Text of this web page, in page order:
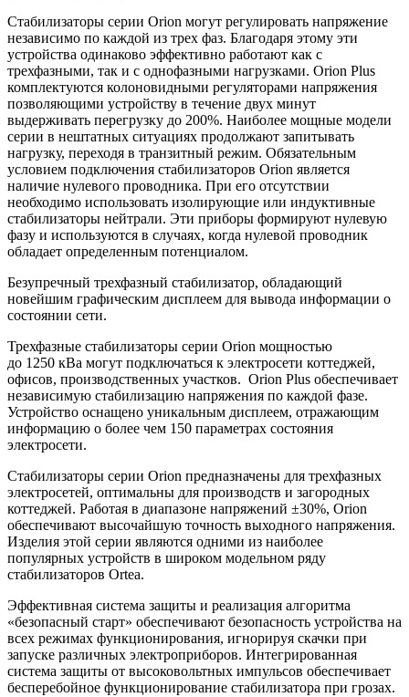
Стабилизаторы серии Orion могут регулировать напряжение
независимо по каждой из трех фаз. Благодаря этому эти
устройства одинаково эффективно работают как с
трехфазными, так и с однофазными нагрузками. Orion Plus
комплектуются колоновидными регуляторами напряжения
позволяющими устройству в течение двух минут
выдерживать перегрузку до 200%. Наиболее мощные модели
серии в нештатных ситуациях продолжают запитывать
нагрузку, переходя в транзитный режим. Обязательным
условием подключения стабилизаторов Orion является
наличие нулевого проводника. При его отсутствии
необходимо использовать изолирующие или индуктивные
стабилизаторы нейтрали. Эти приборы формируют нулевую
фазу и используются в случаях, когда нулевой проводник
обладает определенным потенциалом.
Безупречный трехфазный стабилизатор, обладающий
новейшим графическим дисплеем для вывода информации о
состоянии сети.
Трехфазные стабилизаторы серии Orion мощностью
до 1250 кВа могут подключаться к электросети коттеджей,
офисов, производственных участков. Orion Plus обеспечивает
независимую стабилизацию напряжения по каждой фазе.
Устройство оснащено уникальным дисплеем, отражающим
информацию о более чем 150 параметрах состояния
электросети.
Стабилизаторы серии Orion предназначены для трехфазных
электросетей, оптимальны для производств и загородных
коттеджей. Работая в диапазоне напряжений ±30%, Orion
обеспечивают высочайшую точность выходного напряжения.
Изделия этой серии являются одними из наиболее
популярных устройств в широком модельном ряду
стабилизаторов Ortea.
Эффективная система защиты и реализация алгоритма
«безопасный старт» обеспечивают безопасность устройства на
всех режимах функционирования, игнорируя скачки при
запуске различных электроприборов. Интегрированная
система защиты от высоковольтных импульсов обеспечивает
бесперебойное функционирование стабилизатора при грозах.